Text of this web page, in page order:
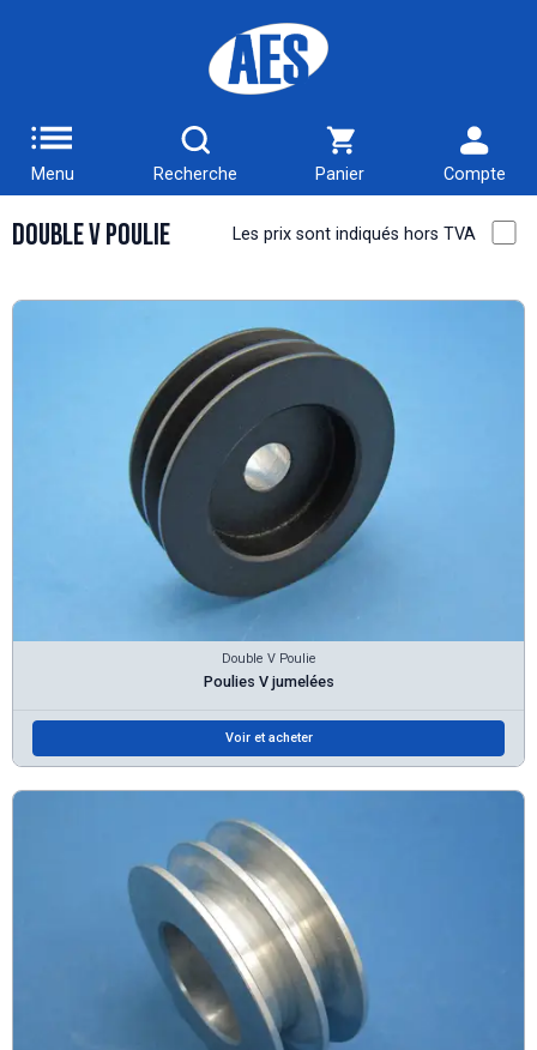
Menu Recherche Panier Compte
Double V Poulie Les prix sont indiqués hors TVA
Double V Poulie
Poulies V jumelées
Voir et acheter